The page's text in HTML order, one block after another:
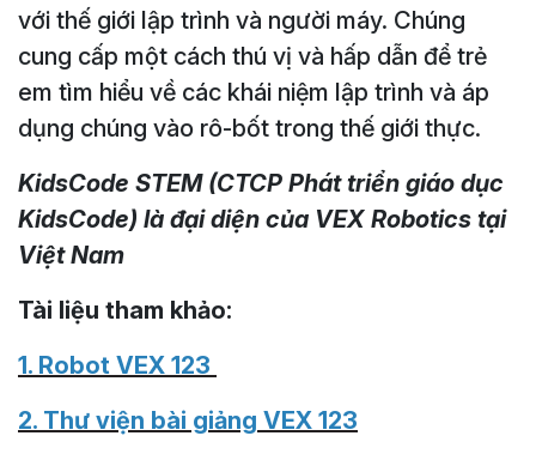
với thế giới lập trình và người máy. Chúng
cung cấp một cách thú vị và hấp dẫn để trẻ
em tìm hiểu về các khái niệm lập trình và áp
dụng chúng vào rô-bốt trong thế giới thực.
KidsCode STEM (CTCP Phát triển giáo dục
KidsCode) là đại diện của VEX Robotics tại
Việt Nam
Tài liệu tham khảo:
1. Robot VEX 123
2. Thư viện bài giảng VEX 123